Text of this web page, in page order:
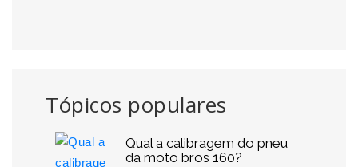
Tópicos populares
Qual a calibragem do pneu
da moto bros 160?